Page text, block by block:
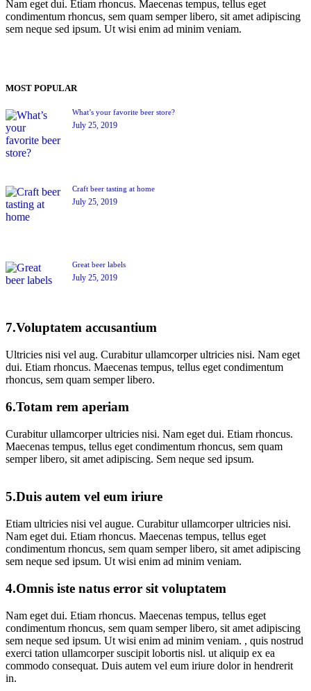
Nam eget dui. Etiam rhoncus. Maecenas tempus, tellus eget
condimentum rhoncus, sem quam semper libero, sit amet adipiscing
sem neque sed ipsum. Ut wisi enim ad minim veniam.
MOST POPULAR
What’s your favorite beer store?
July 25, 2019
Craft beer tasting at home
July 25, 2019
Great beer labels
July 25, 2019
7.Voluptatem accusantium
Ultricies nisi vel aug. Curabitur ullamcorper ultricies nisi. Nam eget
dui. Etiam rhoncus. Maecenas tempus, tellus eget condimentum
rhoncus, sem quam semper libero.
6.Totam rem aperiam
Curabitur ullamcorper ultricies nisi. Nam eget dui. Etiam rhoncus.
Maecenas tempus, tellus eget condimentum rhoncus, sem quam
semper libero, sit amet adipiscing. Sem neque sed ipsum.
5.Duis autem vel eum iriure
Etiam ultricies nisi vel augue. Curabitur ullamcorper ultricies nisi.
Nam eget dui. Etiam rhoncus. Maecenas tempus, tellus eget
condimentum rhoncus, sem quam semper libero, sit amet adipiscing
sem neque sed ipsum. Ut wisi enim ad minim veniam.
4.Omnis iste natus error sit voluptatem
Nam eget dui. Etiam rhoncus. Maecenas tempus, tellus eget
condimentum rhoncus, sem quam semper libero, sit amet adipiscing
sem neque sed ipsum. Ut wisi enim ad minim veniam. , quis nostrud
exerci tation ullamcorper suscipit lobortis nisl. ut aliquip ex ea
commodo consequat. Duis autem vel eum iriure dolor in hendrerit
in.